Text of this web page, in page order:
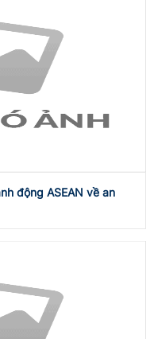
động ASEAN về an